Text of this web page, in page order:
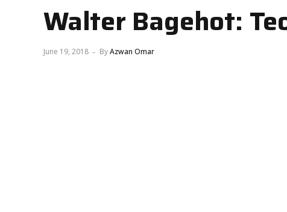
Walter Bagehot:
June 19, 2018 ByAzwan Omar